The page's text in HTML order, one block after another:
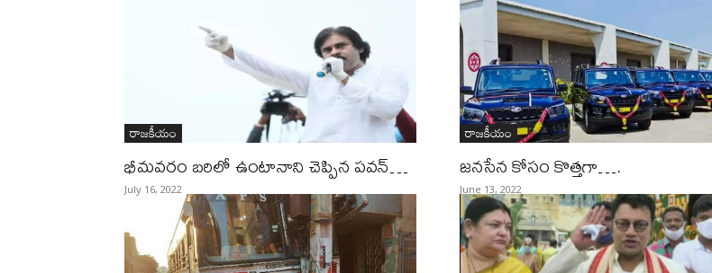
రాజకీయం
భీమవరం బరిలో ఉంటానాని చెప్పిన పవన్…
July 16, 2022
రాజకీయం
జనసేన కోసం కొత్తగా….
June 13, 2022